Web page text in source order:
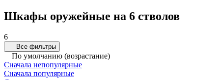
Шкафы оружейные на 6 стволов
6
Все фильтры
По умолчанию (возрастание)
Сначала непопулярные
Сначала популярные